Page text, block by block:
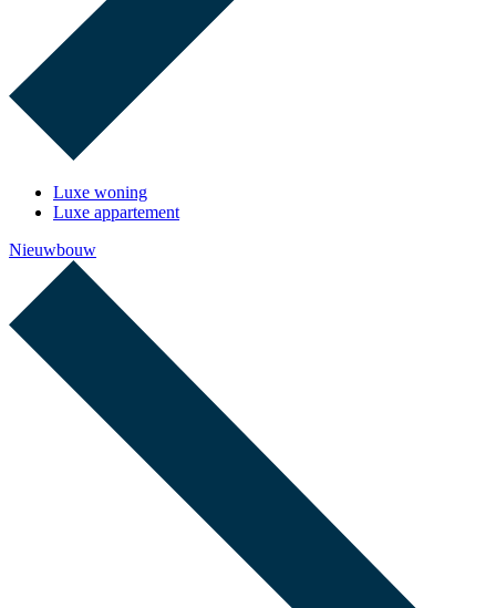
Luxe woning
Luxe appartement
Nieuwbouw